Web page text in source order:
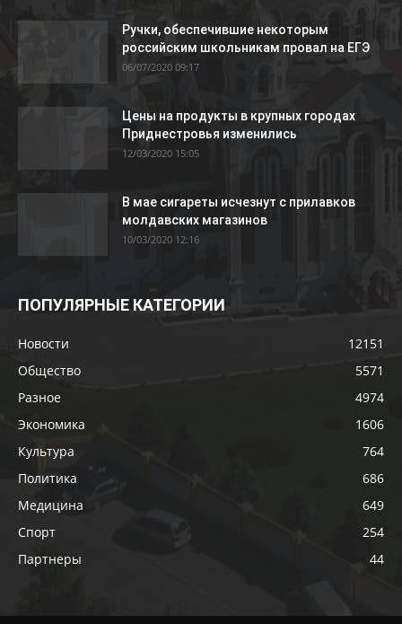
Ручки, обеспечившие некоторым
российским школьникам провал на ЕГЭ
06/07/2020 09:17
Цены на продукты в крупных городах
Приднестровья изменились
12/03/2020 15:05
В мае сигареты исчезнут с прилавков
молдавских магазинов
10/03/2020 12:16
ПОПУЛЯРНЫЕ КАТЕГОРИИ
Новости
12151
Общество
5571
Разное
4974
Экономика
1606
Культура
764
Политика
686
Медицина
649
Спорт
254
Партнеры
44